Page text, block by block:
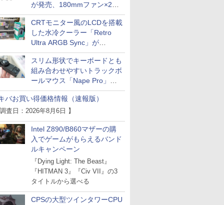
が発売、180mmファン×2搭
載
CRTモニター風のLCDを搭載
した水冷クーラー「Retro
Ultra ARGB Sync」が
Thermaltakeから
スリム形状でキーボードとも
組み合わせやすいトラックボ
ールマウス「Nape Pro」が
Keychronから
バお買い得価格情報（速報版）
査日：2026年8月6日 】
Intel Z890/B860マザーの購
入でゲームがもらえるバンド
ルキャンペーン
『Dying Light: The Beast』
『HITMAN 3』『Civ VII』の3
タイトルから選べる
CPSの大型ツインタワーCPU